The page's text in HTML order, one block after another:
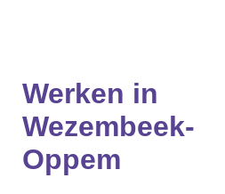
Werken in
Wezembeek-
Oppem